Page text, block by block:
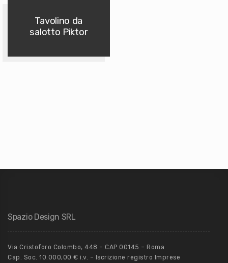
Tavolino da
salotto Piktor
Spazio Design SRL
Via Cristoforo Colombo, 448 – CAP 00145 – Roma
Cap. Soc. 10.000,00 € i.v. – Iscrizione registro Imprese